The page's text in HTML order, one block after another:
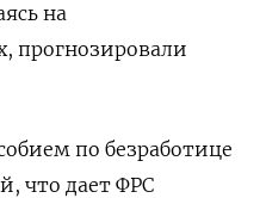
на
прогнозировали
по безработице
что дает ФРС